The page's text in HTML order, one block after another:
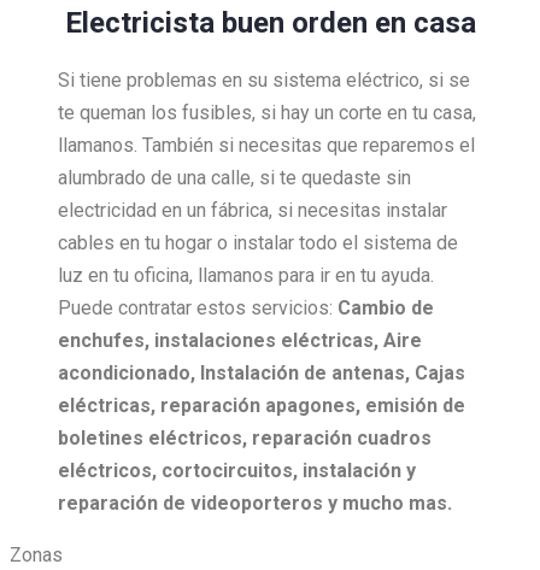
Electricista buen orden en casa
Si tiene problemas en su sistema eléctrico, si se
te queman los fusibles, si hay un corte en tu casa,
llamanos. También si necesitas que reparemos el
alumbrado de una calle, si te quedaste sin
electricidad en un fábrica, si necesitas instalar
cables en tu hogar o instalar todo el sistema de
luz en tu oficina, llamanos para ir en tu ayuda.
Puede contratar estos servicios: Cambio de
enchufes, instalaciones eléctricas, Aire
acondicionado, Instalación de antenas, Cajas
eléctricas, reparación apagones, emisión de
boletines eléctricos, reparación cuadros
eléctricos, cortocircuitos, instalación y
reparación de videoporteros y mucho mas.
Zonas